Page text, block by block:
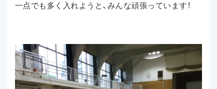
一点でも多く入れようと、みんな頑張っています！